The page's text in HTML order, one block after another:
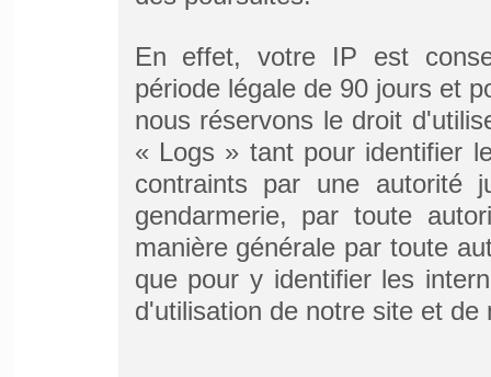
En effet, votre IP est
période légale de 90 jours et
nous réservons le droit
« Logs » tant pour identifier
contraints par une autorité
gendarmerie, par toute
manière générale par toute
que pour y identifier les
d'utilisation de notre site et de